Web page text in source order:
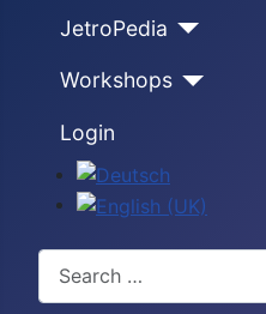
JetroPedia
Workshops
Login
Select your language
Search